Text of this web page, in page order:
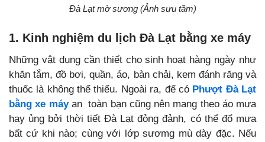
Đà Lạt mờ sương (Ảnh sưu tầm)
1. Kinh nghiệm du lịch Đà Lạt bằng xe máy
Những vật dụng cần thiết cho sinh hoạt hàng ngày như
khăn tắm, đồ bơi, quần, áo, bàn chải, kem đánh răng và
thuốc là không thể thiếu. Ngoài ra, để có Phượt Đà Lạt
bằng xe máyan toàn bạn cũng nên mang theo áo mưa
hay ủng bởi thời tiết Đà Lạt đỏng đảnh, có thể đổ mưa
bất cứ khi nào; cùng với lớp sươmg mù dày đặc. Nếu